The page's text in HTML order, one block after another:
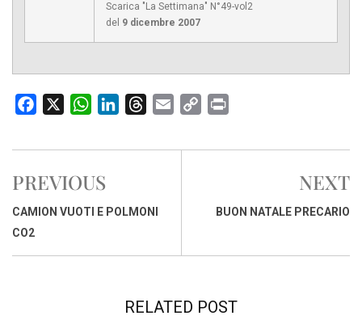
Scarica "La Settimana" N°49-vol2
del 9 dicembre 2007
c
b
o
W
a
s
A
n
d
r
d
a
p
i
PREVIOUS
CAMION VUOTI E POLMONI
CO2
NEXT
BUON NATALE PRECARIO
RELATED POST